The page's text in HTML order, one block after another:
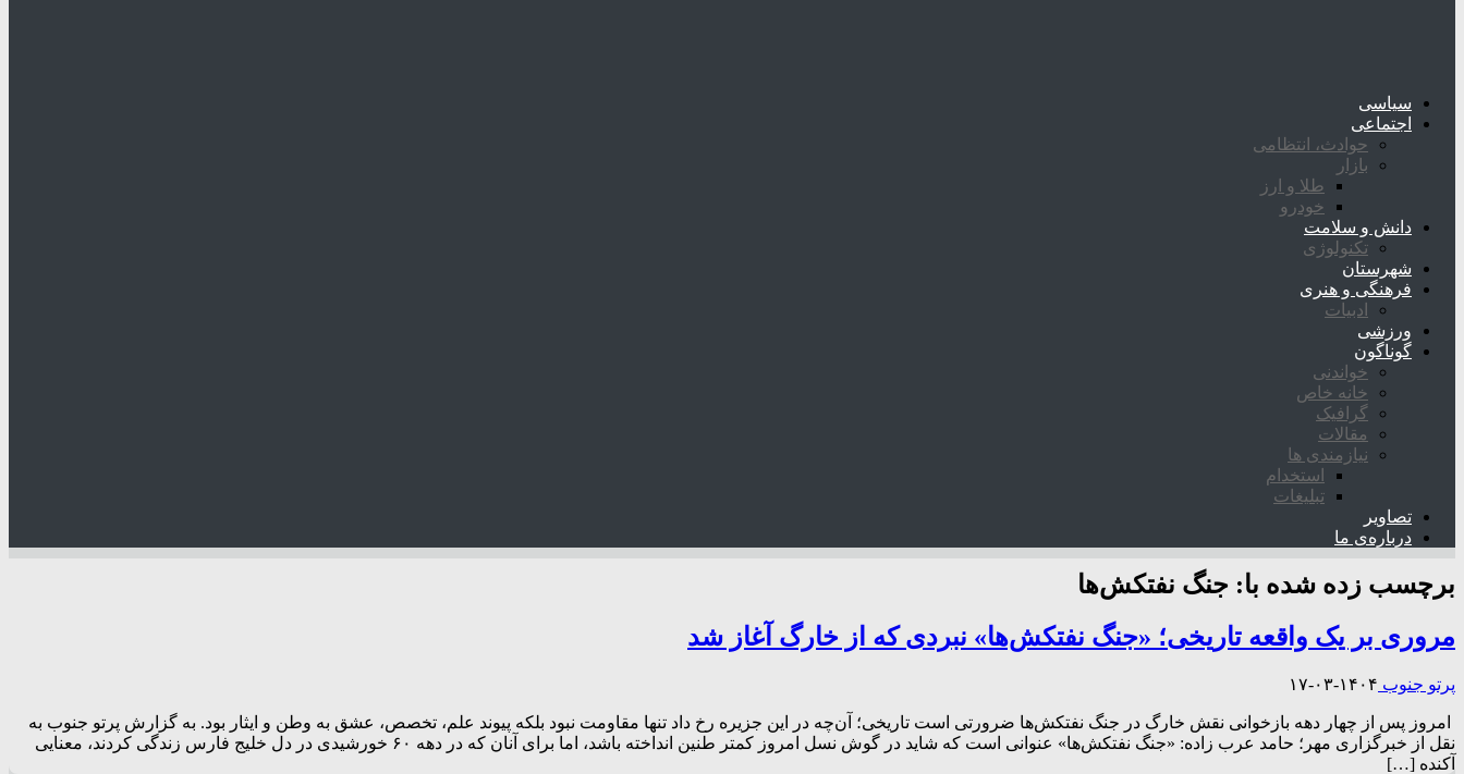
سیاسی
اجتماعی
حوادث، انتظامی
بازار
طلا و ارز
خودرو
دانش و سلامت
تکنولوژی
شهرستان
فرهنگی و هنری
ادبیات
ورزشی
گوناگون
خواندنی
خانه خاص
گرافیک
مقالات
نیازمندی ها
استخدام
تبلیغات
تصاویر
درباره‌ی ما
برچسب زده شده با: جنگ نفتکش‌ها
مروری بر یک واقعه تاریخی؛ «جنگ نفتکش‌ها» نبردی که از خارگ آغاز شد
پرتو جنوب ۱۴۰۴-۰۳-۱۷
امروز پس از چهار دهه بازخوانی نقش خارگ در جنگ نفتکش‌ها ضرورتی است تاریخی؛ آن‌چه در این جزیره رخ داد تنها مقاومت نبود بلکه پیوند علم، تخصص، عشق به وطن و ایثار بود. به گزارش پرتو جنوب به
نقل از خبرگزاری مهر؛ حامد عرب زاده: «جنگ نفتکش‌ها» عنوانی است که شاید در گوش نسل امروز کمتر طنین انداخته باشد، اما برای آنان که در دهه ۶۰ خورشیدی در دل خلیج فارس زندگی کردند، معنایی
آکنده […]